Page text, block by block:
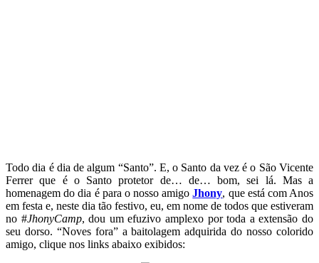
Todo dia é dia de algum “Santo”. E, o Santo da vez é o São Vicente
Ferrer que é o Santo protetor de… de… bom, sei lá. Mas a
homenagem do dia é para o nosso amigoJhony, que está com Anos
em festa e, neste dia tão festivo, eu, em nome de todos que estiveram
no #JhonyCamp, dou um efuzivo amplexo por toda a extensão do
seu dorso. “Noves fora” a baitolagem adquirida do nosso colorido
amigo, clique nos links abaixo exibidos: